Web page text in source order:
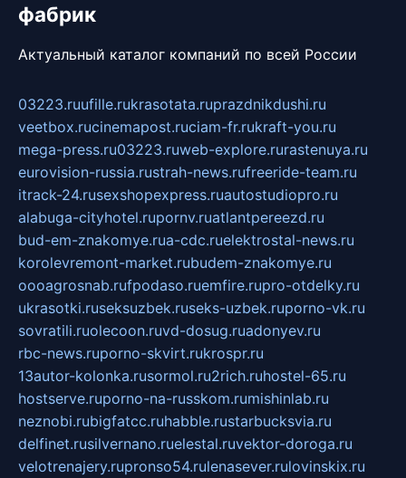
фабрик
Актуальный каталог компаний по всей России
03223.ruufille.rukrasotata.ruprazdnikdushi.ru
veetbox.rucinemapost.ruciam-fr.rukraft-you.ru
mega-press.ru03223.ruweb-explore.rurastenuya.ru
eurovision-russia.rustrah-news.rufreeride-team.ru
itrack-24.rusexshopexpress.ruautostudiopro.ru
alabuga-cityhotel.rupornv.ruatlantpereezd.ru
bud-em-znakomye.rua-cdc.ruelektrostal-news.ru
korolevremont-market.rubudem-znakomye.ru
oooagrosnab.rufpodaso.ruemfire.rupro-otdelky.ru
ukrasotki.ruseksuzbek.ruseks-uzbek.ruporno-vk.ru
sovratili.ruolecoon.ruvd-dosug.ruadonyev.ru
rbc-news.ruporno-skvirt.rukrospr.ru
13autor-kolonka.rusormol.ru2rich.ruhostel-65.ru
hostserve.ruporno-na-russkom.rumishinlab.ru
neznobi.rubigfatcc.ruhabble.rustarbucksvia.ru
delfinet.rusilvernano.ruelestal.ruvektor-doroga.ru
velotrenajery.rupronso54.rulenasever.rulovinskix.ru